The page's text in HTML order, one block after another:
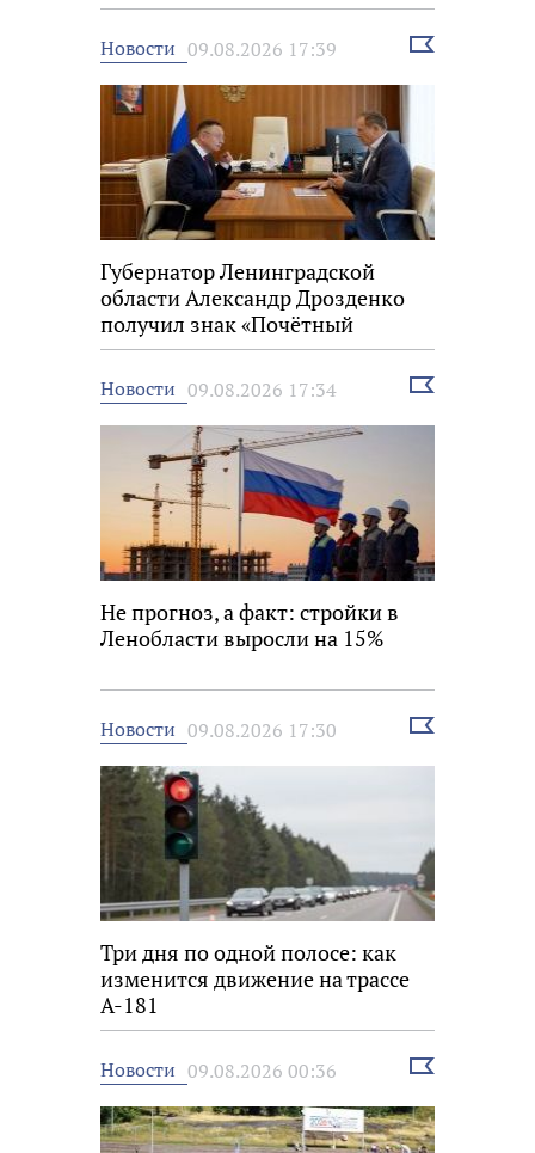
Новости 09.08.2026 17:39
Выбрать
Губернатор Ленинградской
области Александр Дрозденко
получил знак «Почётный
строитель России»
Новости 09.08.2026 17:34
Выбрать
Не прогноз, а факт: стройки в
Ленобласти выросли на 15%
Новости 09.08.2026 17:30
Выбрать
Три дня по одной полосе: как
изменится движение на трассе
А-181
Новости 09.08.2026 00:36
Выбрать